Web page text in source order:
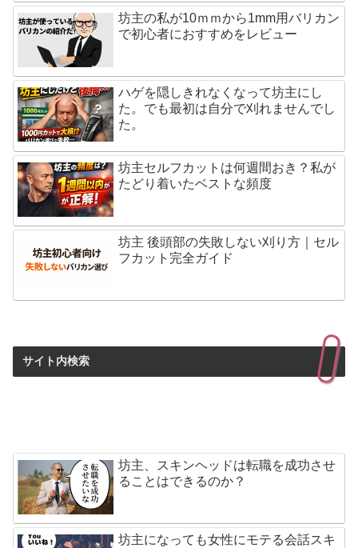
坊主の私が10ｍｍから1mm用バリカン
で初心者におすすめをレビュー
ハゲを隠しきれなくなって坊主にし
た。でも最初は自分で刈れませんでし
た。
坊主セルフカットは何週間おき？私が
たどり着いたベストな頻度
坊主 後頭部の失敗しない刈り方｜セル
フカット完全ガイド
サイト内検索
坊主、スキンヘッドは転職を成功させ
ることはできるのか？
坊主になっても女性にモテる会話スキ